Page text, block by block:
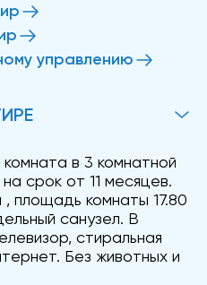
управлению
в 3 комнатной
срок от 11 месяцев.
площадь комнаты 17.80
санузел. В
стиральная
Без животных и